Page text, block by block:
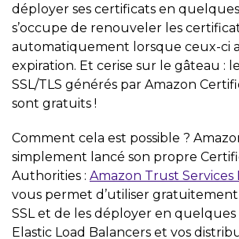
déployer ses certificats en
s’occupe de renouveler les
automatiquement lorsque ceux-ci
expiration. Et cerise sur le gâteau :
SSL/TLS générés par Amazon
sont gratuits !
Comment cela est possible ?
simplement lancé son propre
Authorities : Amazon Trust Services
vous permet d’utiliser
SSL et de les déployer en quelques
Elastic Load Balancers et vos